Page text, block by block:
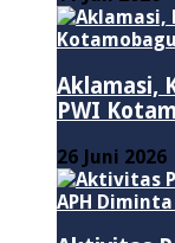
Aklamasi,
PWI
26 Juni 2026